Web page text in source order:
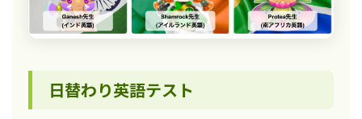
日替わり英語テスト